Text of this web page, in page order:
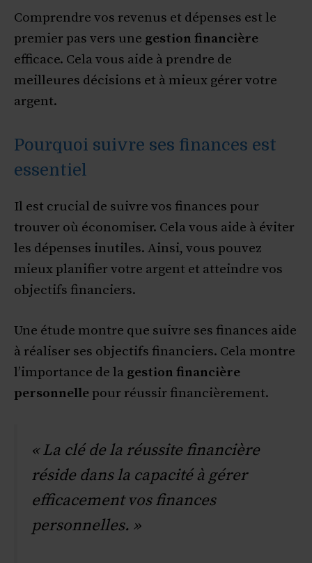
Comprendre vos revenus et dépenses est le
premier pas vers une gestion financière
efficace. Cela vous aide à prendre de
meilleures décisions et à mieux gérer votre
argent.
Pourquoi suivre ses finances est
essentiel
Il est crucial de suivre vos finances pour
trouver où économiser. Cela vous aide à éviter
les dépenses inutiles. Ainsi, vous pouvez
mieux planifier votre argent et atteindre vos
objectifs financiers.
Une étude montre que suivre ses finances aide
à réaliser ses objectifs financiers. Cela montre
l’importance de la gestion financière
personnelle pour réussir financièrement.
« La clé de la réussite financière
réside dans la capacité à gérer
efficacement vos finances
personnelles. »